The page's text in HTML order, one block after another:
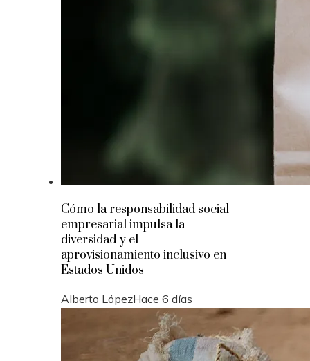
Cómo la responsabilidad social
empresarial impulsa la
diversidad y el
aprovisionamiento inclusivo en
Estados Unidos
Alberto LópezHace 6 días